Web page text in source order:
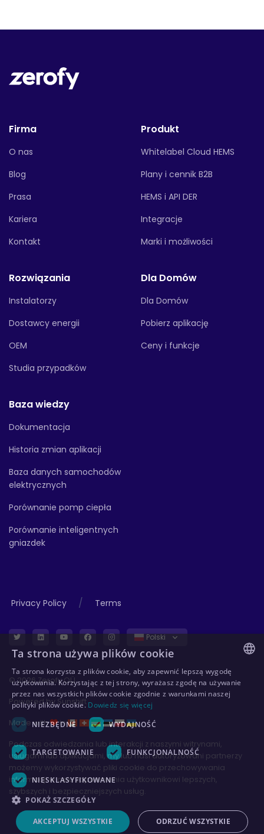
Firma
O nas
Blog
Prasa
Kariera
Kontakt
Produkt
Whitelabel Cloud HEMS
Plany i cennik B2B
HEMS i API DER
Integracje
Marki i możliwości
Rozwiązania
Instalatorzy
Dostawcy energii
OEM
Studia przypadków
Dla Domów
Dla Domów
Pobierz aplikację
Ceny i funkcje
Baza wiedzy
Dokumentacja
Historia zmian aplikacji
Baza danych samochodów
elektrycznych
Porównanie pomp ciepła
Porównanie inteligentnych
gniazdek
Privacy Policy / Terms
Polski
© 2026 Zerofy OÜ
Powered by Sunshift
Made with in
Podczas odwiedzania lub interakcji z naszymi witrynami,
usługami lub aplikacjami, my lub nasi autoryzowani partnerzy
możemy wykorzystywać pliki cookie do przechowywania
informacji w celu zapewnienia użytkownikowi lepszych,
szybszych i bezpieczniejszych usług.
ENGLISH
GERMAN
POLISH
Ta strona używa plików cookie
Ta strona korzysta z plików cookie, aby zapewnić lepszą wygodę
użytkowania. Korzystając z tej strony, wyrażasz zgodę na używanie
przez nas wszystkich plików cookie zgodnie z warunkami naszej
polityki plików cookie. Dowiedz się więcej
NIEZBĘDNE
WYDAJNOŚĆ
TARGETOWANIE FUNKCJONALNOŚĆ
NIESKLASYFIKOWANE
POKAŻ SZCZEGÓŁY
AKCEPTUJ WSZYSTKIE ODRZUĆ WSZYSTKIE